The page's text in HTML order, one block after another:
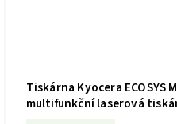
Tiskárna Kyocera ECOSYS
multifunkční laserová